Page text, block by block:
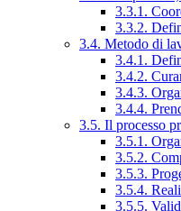
3.3.1.
3.3.2.
3.4. Metodo di
3.4.1.
3.4.2.
3.4.3.
3.4.4.
3.5. Il processo
3.5.1.
3.5.2.
3.5.3.
3.5.4.
3.5.5.